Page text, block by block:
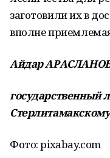
заготовили их в
вполне
Айдар
государственный
Фото: pixabay.com